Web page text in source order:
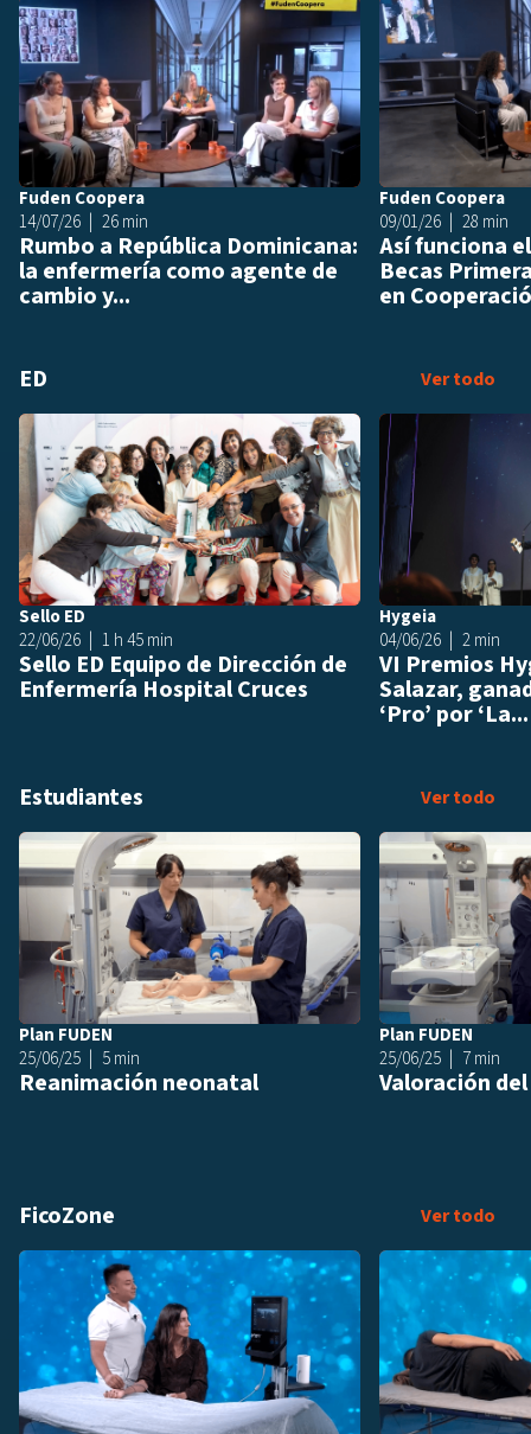
Añadir a
Fuden Coopera
14/07/26
26 min
Rumbo a República Dominicana:
la enfermería como agente de
cambio y...
Fuden Coopera
09/01/26
28 min
Así funciona
Becas
en
ED Ver todo
Añadir a
Sello ED
22/06/26
1 h 45 min
Sello ED Equipo de Dirección de
Enfermería Hospital Cruces
Hygeia
04/06/26
2 min
VI Premios
Salazar,
‘Pro’ por ‘La...
Estudiantes Ver todo
Añadir a
Plan FUDEN
25/06/25
5 min
Reanimación neonatal
Plan FUDEN
25/06/25
7 min
Valoración
FicoZone Ver todo
Añadir a